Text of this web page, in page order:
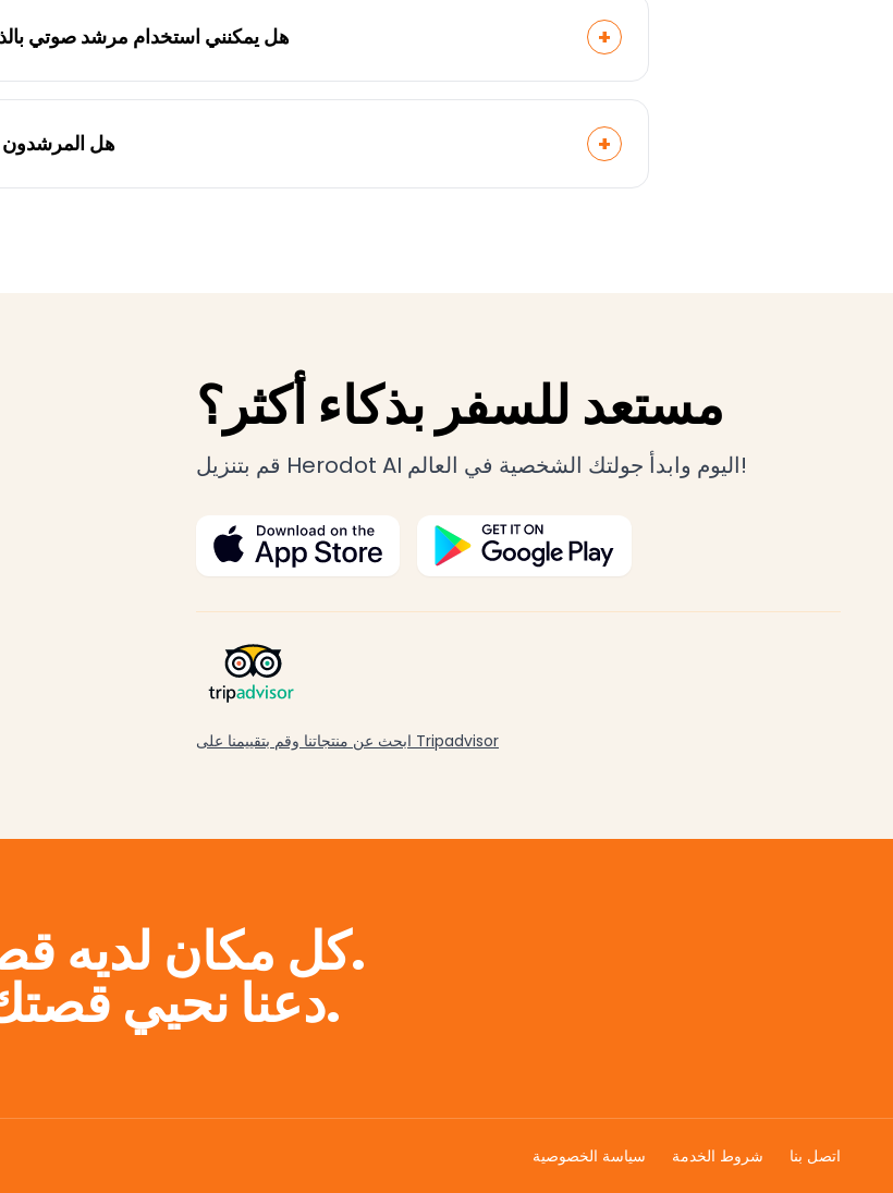
هل يمكنني استخدام مرشد صوتي +
بالتأكيد! المرشدون الصوتيون بالذكاء الاصطناعي يعملون بسلاسة في المتاحف
هل المرشدون +
مستعد للسفر بذكاء أكثر؟
قم بتنزيل Herodot AI اليوم وابدأ جولتك الشخصية في العالم!
ابحث عن منتجاتنا وقم بتقييمنا على Tripadvisor
كل مكان لديه قصة.
دعنا نحيي قصتك.
سياسة الخصوصية شروط الخدمة اتصل بنا